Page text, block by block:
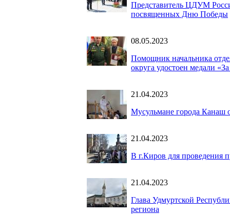
Представитель ЦДУМ
посвященных Дню Победы
08.05.2023
Помощник начальника
округа удостоен медали
21.04.2023
Мусульмане города Канаш
21.04.2023
В г.Киров для проведения
21.04.2023
Глава Удмуртской
региона